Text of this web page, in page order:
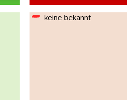
keine bekannt